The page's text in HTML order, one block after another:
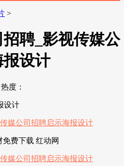
>
聘_影视传媒公
设计
热度：
设计
费下载 红动网